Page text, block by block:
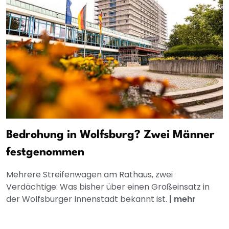
Bedrohung in Wolfsburg? Zwei Männer
festgenommen
Mehrere Streifenwagen am Rathaus, zwei
Verdächtige: Was bisher über einen Großeinsatz in
der Wolfsburger Innenstadt bekannt ist. | mehr